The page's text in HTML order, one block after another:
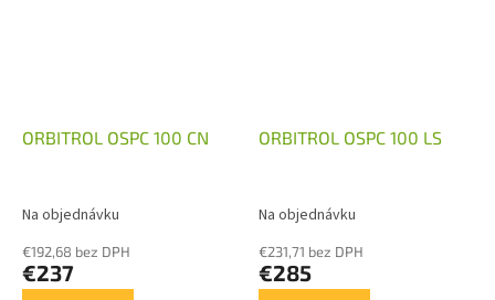
ORBITROL OSPC 100 CN
Na objednávku
€192,68 bez DPH
€237
ORBITROL OSPC 100 LS
Na objednávku
€231,71 bez DPH
€285